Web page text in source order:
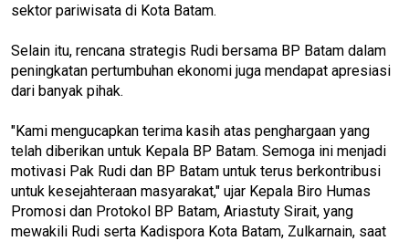
sektor pariwisata di Kota Batam.
Selain itu, rencana strategis Rudi bersama BP Batam dalam
peningkatan pertumbuhan ekonomi juga mendapat apresiasi
dari banyak pihak.
"Kami mengucapkan terima kasih atas penghargaan yang
telah diberikan untuk Kepala BP Batam. Semoga ini menjadi
motivasi Pak Rudi dan BP Batam untuk terus berkontribusi
untuk kesejahteraan masyarakat," ujar Kepala Biro Humas
Promosi dan Protokol BP Batam, Ariastuty Sirait, yang
mewakili Rudi serta Kadispora Kota Batam, Zulkarnain, saat